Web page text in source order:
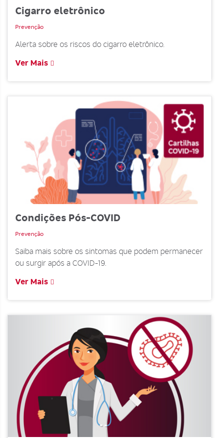
Cigarro eletrônico
Prevenção
Alerta sobre os riscos do cigarro eletrônico.
Ver Mais
Condições Pós-COVID
Prevenção
Saiba mais sobre os sintomas que podem permanecer
ou surgir após a COVID-19.
Ver Mais